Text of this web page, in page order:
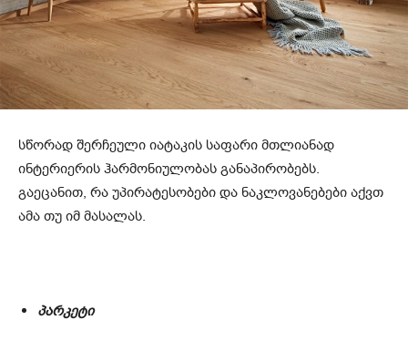
სწორად შერჩეული იატაკის საფარი მთლიანად
ინტერიერის ჰარმონიულობას განაპირობებს.
გაეცანით, რა უპირატესობები და ნაკლოვანებები აქვთ
ამა თუ იმ მასალას.
პარკეტი